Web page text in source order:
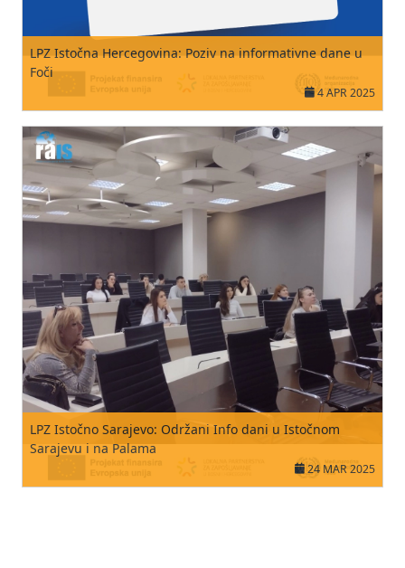
LPZ Istočna Hercegovina: Poziv na informativne dane u
Foči
4 APR 2025
LPZ Istočno Sarajevo: Održani Info dani u Istočnom
Sarajevu i na Palama
24 MAR 2025